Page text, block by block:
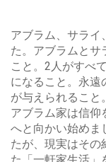
アブラム、サライ
た。アブラムとサ
こと。2人がすべ
になること。永遠
が与えられること
アブラム家は信仰
へと向かい始めま
たが、現実はその